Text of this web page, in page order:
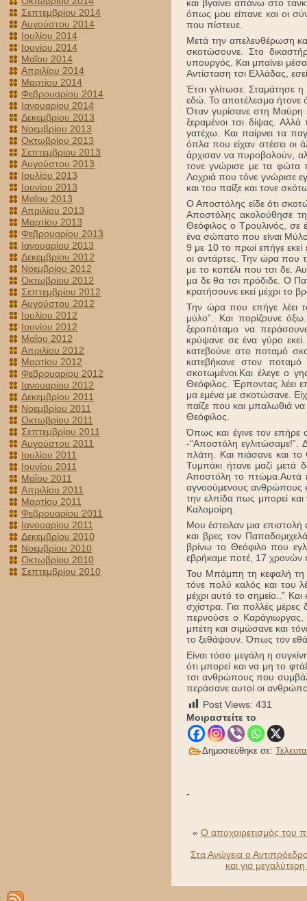
Σεπτεμβρίου 2014
Αυγούστου 2014
Ιουλίου 2014
Ιουνίου 2014
Μαΐου 2014
Απριλίου 2014
Μαρτίου 2014
Φεβρουαρίου 2014
Ιανουαρίου 2014
Δεκεμβρίου 2013
Νοεμβρίου 2013
Οκτωβρίου 2013
Σεπτεμβρίου 2013
Αυγούστου 2013
Ιουλίου 2013
Ιουνίου 2013
Μαΐου 2013
Απριλίου 2013
Μαρτίου 2013
Φεβρουαρίου 2013
Ιανουαρίου 2013
Δεκεμβρίου 2012
Νοεμβρίου 2012
Οκτωβρίου 2012
Σεπτεμβρίου 2012
Αυγούστου 2012
Ιουλίου 2012
Ιουνίου 2012
Μαΐου 2012
Απριλίου 2012
Μαρτίου 2012
Φεβρουαρίου 2012
Ιανουαρίου 2012
Δεκεμβρίου 2011
Νοεμβρίου 2011
Οκτωβρίου 2011
Σεπτεμβρίου 2011
Αυγούστου 2011
Ιουλίου 2011
Ιουνίου 2011
Μαΐου 2011
Απριλίου 2011
Μαρτίου 2011
Φεβρουαρίου 2011
Ιανουαρίου 2011
Δεκεμβρίου 2010
Νοεμβρίου 2010
Οκτωβρίου 2010
Σεπτεμβρίου 2010
και βγαίνει απάνω στο
όπως μου είπανε και οι
που πίστευε.
Μετά την απελευθέρωση
σκοτώσουνε. Στο
υπουργός. Και μπαίνει
Αντίσταση τσι Ελλάδας,
Έτσι γλίτωσε. Σταμάτησε
εδώ. Το αποτέλεσμα ήτονε
Όταν γυρίσανε στη Μαύρη
ξεραμένοι τσι δίψας.
γατέχω. Και παίρνει τα
όπλα που είχαν στέσει οι
άρχισαν να πυροβολούν,
τονε γνώρισε με τα φώτα
Λοχριά που τόνε γνώρισε
και του παίξε και τονε
Ο Αποστόλης είδε ότι
Αποστόλης ακολούθησε
Θεόφιλος ο Τρουλινός, σε
ένα σώπατο που είναι
9 με 10 το πρωί επήγε εκεί
οι αντάρτες. Την ώρα που
με το κοπέλι που τσι δε.
μα δε θα τσι πρόδιδε. Ο
κρατήσουνε εκεί μέχρι το
Την ώρα που επήγε λέει
μύλο”. Και πορίζουνε
ξεροπόταμο να
κρύψανε σε ένα γύρο
κατεβούνε στο ποταμό
κατεβήκανε στον
σκοτωμένοι.Και έλεγε ο
Θεόφιλος. Έρποντας λέει
μα εμένα με σκοτώσανε.
παίζε που και μπαλωθιά
Θεόφιλος.
Όπως και έγινε τον
-“Αποστόλη εγλιτώσαμε!”.
πλάτη. Και πιάσανε και το
Τυμπάκι ήτανε μαζί μετά
Αποστόλη το πτώμα.Αυτά
αγνοούμενους ανθρώπους
την ελπίδα πως μπορεί και
Καλομοίρη.
Μου έστειλαν μια
και βρες τον
βρίνω το Θεόφιλο που
εβρήκαμε ποτέ, 17 χρονών
Του Μπάμπη τη κεφαλή τη
τόνε πολύ καλός και του
μέχρι αυτό το σημείο..”
σχίστρα. Για πολλές μέρες
περνούσε ο Καράγιωργας,
μπέτη και σιμώσανε και
το ξεθάψουν. Όπως τον
Είναι τόσο μεγάλη η
ότι μπορεί και να μη το
τσι ανθρώπους που
περάσανε αυτοί οι
Post Views: 431
Μοιραστείτε το
Δημοσιεύθηκε σε:
-
« Ο αποχαιρετισμός του
Στα Ανώγεια ο
και για